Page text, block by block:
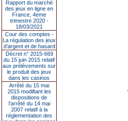
Rapport du marché
des jeux en ligne en
France, 4eme
trimestre 2020 -
18/03/2021
Cour des comptes -
La régulation des jeux
d’argent et de hasard
Décret n° 2015-669
du 15 juin 2015 relatif
aux prélèvements sur
le produit des jeux
dans les casinos
Arrêté du 15 mai
2015 modifiant les
dispositions de
l’arrêté du 14 mai
2007 relatif à la
réglementation des